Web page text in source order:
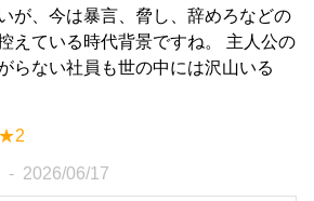
が、今は暴言、脅し、辞めろなどの
えている時代背景ですね。 主人公の
らない社員も世の中には沢山いる
★2
2026/06/17